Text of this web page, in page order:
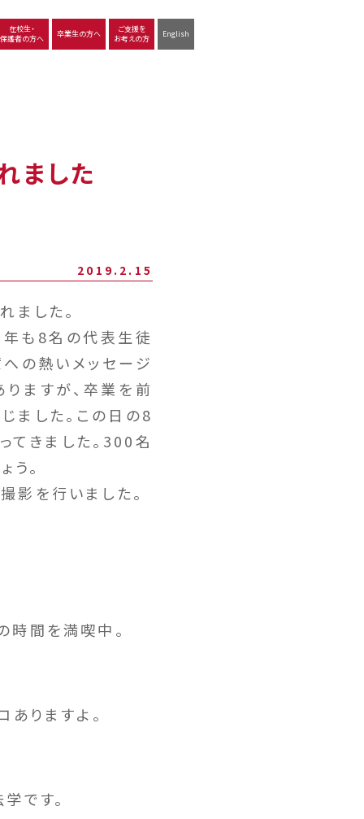
在校生・
保護者の方へ
卒業生の方へ
ご支援を
お考えの方
English
ました
2019.2.15
した。
も8名の代表生徒
の熱いメッセージ
ますが、卒業を前
ました。この日の8
きました。300名
。
を行いました。
間を満喫中。
りますよ。
です。